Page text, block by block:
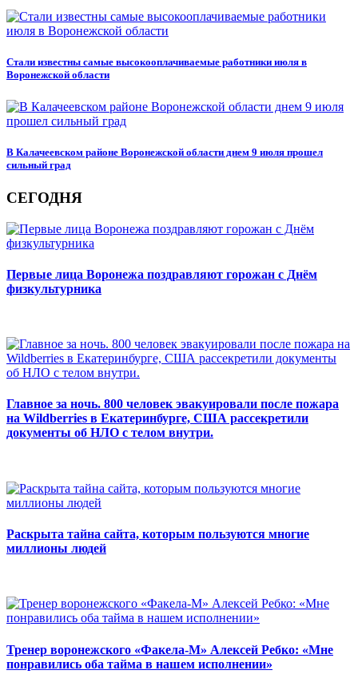
Стали известны самые высокооплачиваемые работники июля в
Воронежской области
В Калачеевском районе Воронежской области днем 9 июля прошел
сильный град
СЕГОДНЯ
Первые лица Воронежа поздравляют горожан с Днём
физкультурника
Главное за ночь. 800 человек эвакуировали после пожара
на Wildberries в Екатеринбурге, США рассекретили
документы об НЛО с телом внутри.
Раскрыта тайна сайта, которым пользуются многие
миллионы людей
Тренер воронежского «Факела-М» Алексей Ребко: «Мне
понравились оба тайма в нашем исполнении»